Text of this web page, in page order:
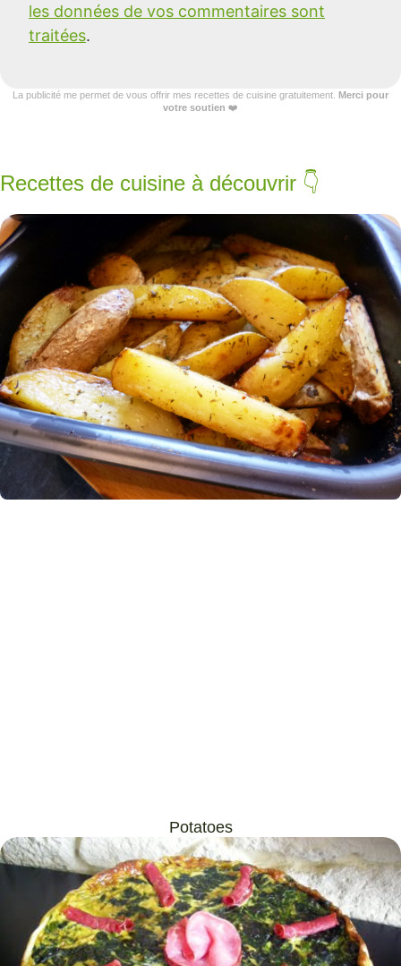
les données de vos commentaires sont
traitées.
La publicité me permet de vous offrir mes recettes de cuisine gratuitement. Merci pour
votre soutien ❤️
Recettes de cuisine à découvrir 👇
Potatoes